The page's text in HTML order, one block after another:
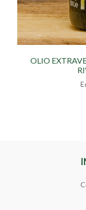
OLIO